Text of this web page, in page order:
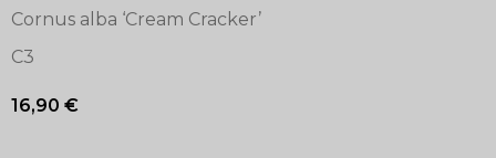
Cornus alba ‘Cream Cracker’
C3
16,90 €